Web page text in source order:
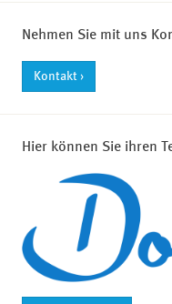
Nehmen Sie mit uns
Kontakt ›
Hier können Sie ihren